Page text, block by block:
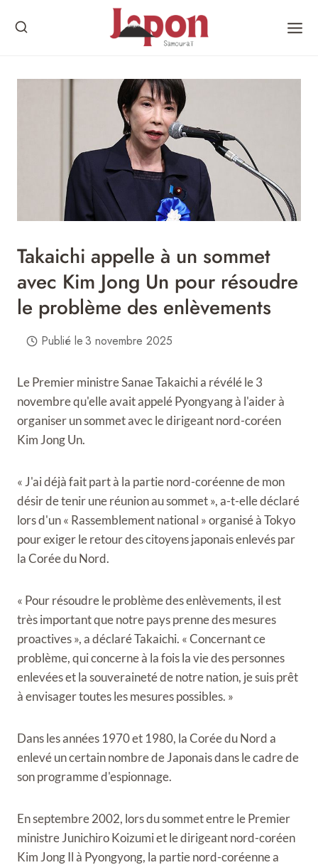
Takaichi appelle à un sommet
avec Kim Jong Un pour résoudre
le problème des enlèvements
Publié le3 novembre 2025
Le Premier ministre Sanae Takaichi a révélé le 3
novembre qu'elle avait appelé Pyongyang à l'aider à
organiser un sommet avec le dirigeant nord-coréen
Kim Jong Un.
« J'ai déjà fait part à la partie nord-coréenne de mon
désir de tenir une réunion au sommet », a-t-elle déclaré
lors d'un « Rassemblement national » organisé à Tokyo
pour exiger le retour des citoyens japonais enlevés par
la Corée du Nord.
« Pour résoudre le problème des enlèvements, il est
très important que notre pays prenne des mesures
proactives », a déclaré Takaichi. « Concernant ce
problème, qui concerne à la fois la vie des personnes
enlevées et la souveraineté de notre nation, je suis prêt
à envisager toutes les mesures possibles. »
Dans les années 1970 et 1980, la Corée du Nord a
enlevé un certain nombre de Japonais dans le cadre de
son programme d'espionnage.
En septembre 2002, lors du sommet entre le Premier
ministre Junichiro Koizumi et le dirigeant nord-coréen
Kim Jong Il à Pyongyong, la partie nord-coréenne a